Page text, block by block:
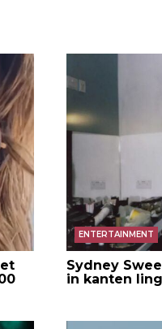
ENTERTAINMENT
Sydney
in kanten